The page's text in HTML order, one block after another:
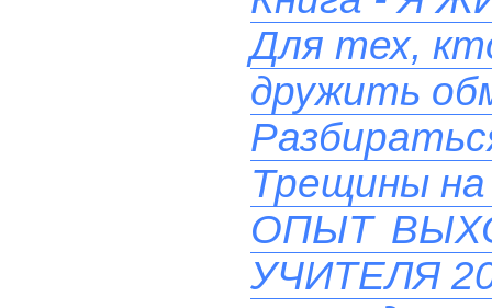
Для тех,
дружить
Трещины
ОПЫТ
УЧИТЕЛЯ